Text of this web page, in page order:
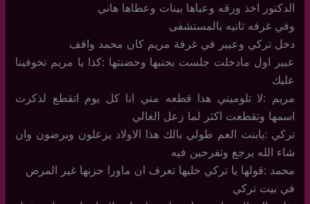
الدكتور اخذ ورقه وعباها بينات وعطاها هاني
وفي غرفه ثانيه بالمستشفى
دخل تركي وعبير في غرفة مريم كان محمد واقف
عبير اول مادخلت جلست بجنبها وحضنتها :كذا يا مريم تخوفينا
عليك
مريم :لا تلوميني هذا قطعه مني انا كل يوم اتقطع لذكرت
اسمها وتقطعت اكثر لما زعل الغالي
تركي :يابنت العم طولي بالك هذا الاولاد يزعلون ويرضون وان
شاء الله يرجع وتفرحين فيه
محمد :قولها يا تركي خليها تعرف ان ماورا حزنها غير المرض
في بيت تركي